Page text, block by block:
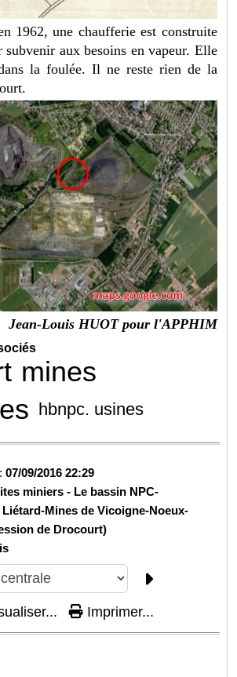
1962, une chaufferie est construite
aux besoins en vapeur. Elle
la foulée. Il ne reste rien de la
Jean-Louis HUOT pour l'APPHIM
mines
hbnpc. usines
:07/09/2016 22:29
miniers - Le bassin NPC-
Mines de Vicoigne-Noeux-
de Drocourt)
Imprimer...